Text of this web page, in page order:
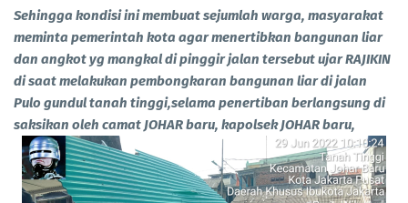
Sehingga kondisi ini membuat sejumlah warga, masyarakat
meminta pemerintah kota agar menertibkan bangunan liar
dan angkot yg mangkal di pinggir jalan tersebut ujar RAJIKIN
di saat melakukan pembongkaran bangunan liar di jalan
Pulo gundul tanah tinggi,selama penertiban berlangsung di
saksikan oleh camat JOHAR baru, kapolsek JOHAR baru,